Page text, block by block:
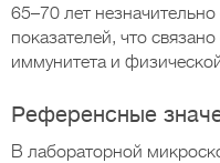
65–70 лет
показателей, что
иммунитета и
Референсные
В лабораторной